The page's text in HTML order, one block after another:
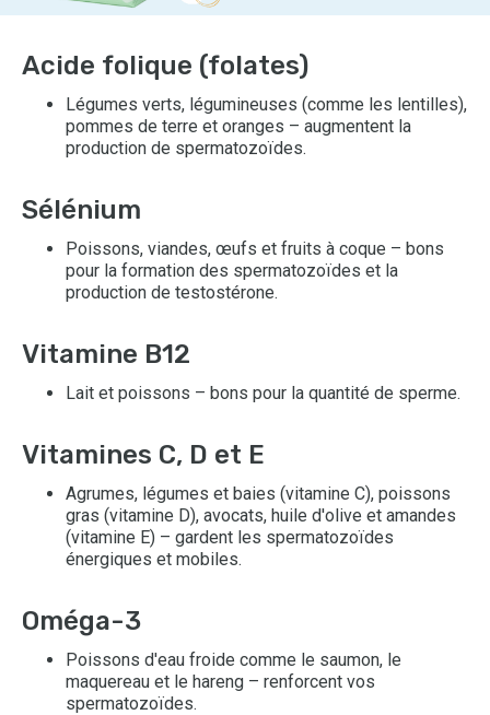
Acide folique (folates)
Légumes verts, légumineuses (comme les lentilles),
pommes de terre et oranges – augmentent la
production de spermatozoïdes.
Sélénium
Poissons, viandes, œufs et fruits à coque – bons
pour la formation des spermatozoïdes et la
production de testostérone.
Vitamine B12
Lait et poissons – bons pour la quantité de sperme.
Vitamines C, D et E
Agrumes, légumes et baies (vitamine C), poissons
gras (vitamine D), avocats, huile d'olive et amandes
(vitamine E) – gardent les spermatozoïdes
énergiques et mobiles.
Oméga-3
Poissons d'eau froide comme le saumon, le
maquereau et le hareng – renforcent vos
spermatozoïdes.